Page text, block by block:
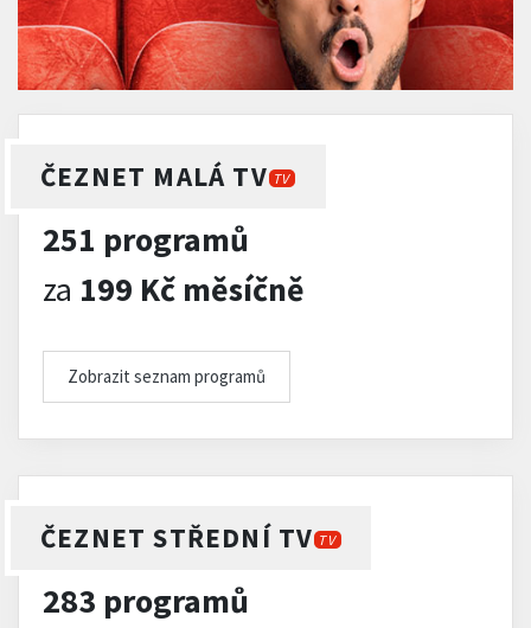
ČEZNET MALÁ TV TV
251 programů
za 199 Kč měsíčně
Zobrazit seznam programů
ČEZNET STŘEDNÍ TV TV
283 programů